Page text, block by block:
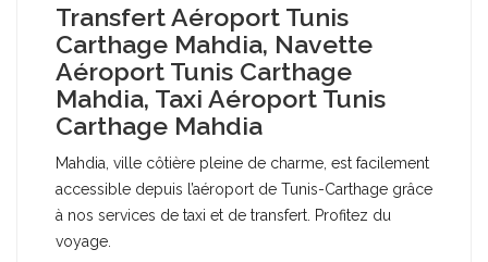
Transfert Aéroport Tunis
Carthage Mahdia, Navette
Aéroport Tunis Carthage
Mahdia, Taxi Aéroport Tunis
Carthage Mahdia
Mahdia, ville côtière pleine de charme, est facilement
accessible depuis l’aéroport de Tunis-Carthage grâce
à nos services de taxi et de transfert. Profitez du
voyage.